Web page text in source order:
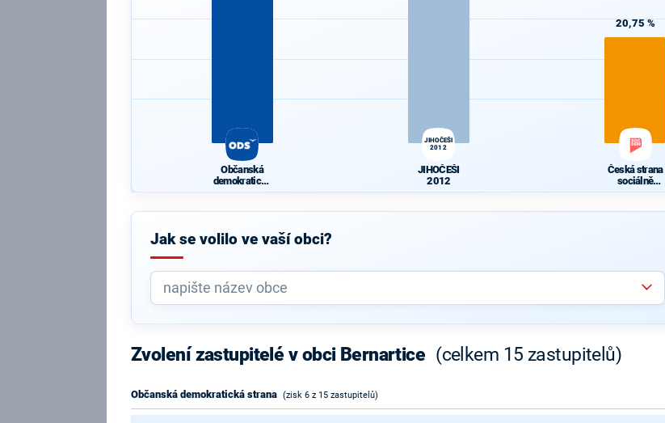
Občanská
demokratická
JIHOČEŠI
2012
JIHOČEŠI
2012
20,75 %
Česká strana
sociálně
demokratická
Jak se volilo ve vaší obci?
Zvolení zastupitelé v obci Bernartice (celkem 15 zastupitelů)
Občanská demokratická strana (zisk 6 z 15 zastupitelů)